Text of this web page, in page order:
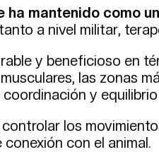
ha mantenido como
a nivel militar,
y beneficioso en
las zonas
y
los
con el animal.